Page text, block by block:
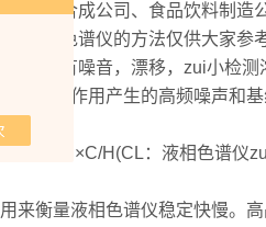
取合成公司、食品饮料制造
液相色谱仪的方法仅供大家参考
标有噪音，漂移，zui小检测
溶质作用产生的高频噪声和
H(CL：液相色谱仪
衡量液相色谱仪稳定快慢。